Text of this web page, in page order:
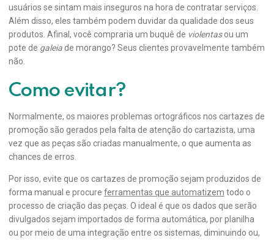
usuários se sintam mais inseguros na hora de contratar serviços.
Além disso, eles também podem duvidar da qualidade dos seus
produtos. Afinal, você compraria um buquê de violentasou um
pote de galeia de morango? Seus clientes provavelmente também
não.
Como evitar?
Normalmente, os maiores problemas ortográficos nos cartazes de
promoção são gerados pela falta de atenção do cartazista, uma
vez que as peças são criadas manualmente, o que aumenta as
chances de erros.
Por isso, evite que os cartazes de promoção sejam produzidos de
forma manual e procure ferramentas que automatizem todo o
processo de criação das peças. O ideal é que os dados que serão
divulgados sejam importados de forma automática, por planilha
ou por meio de uma integração entre os sistemas, diminuindo ou,